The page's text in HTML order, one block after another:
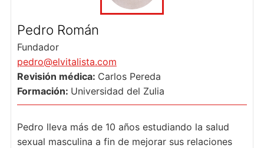
Pedro Román
Fundador
pedro@elvitalista.com
Revisión médica: Carlos Pereda
Formación: Universidad del Zulia
Pedro lleva más de 10 años estudiando la salud
sexual masculina a fin de mejorar sus relaciones